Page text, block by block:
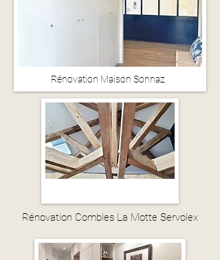
Rénovation Maison Sonnaz
Rénovation Combles La Motte Servolex